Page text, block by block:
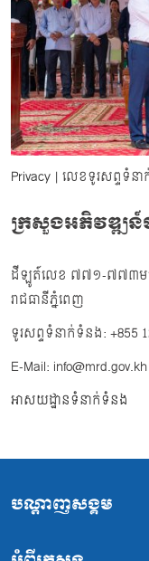
Privacy | លេខទូរសព្ទទំន
ក្រសួងអភិវឌ្ឍ
ដីឡូត៍លេខ ៧៧១-៧៧៣មហា
រាជធានីភ្នំពេញ
ទូរសព្ទទំនាក់ទំនង: +855
E-Mail: info@mrd.gov.kh
អាសយដ្ឋានទំនាក់ទំនង
បណ្ដាញសង្គម